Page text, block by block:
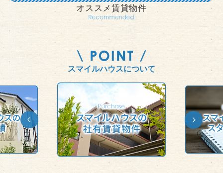
オススメ賃貸物件
スマイルハウスについて